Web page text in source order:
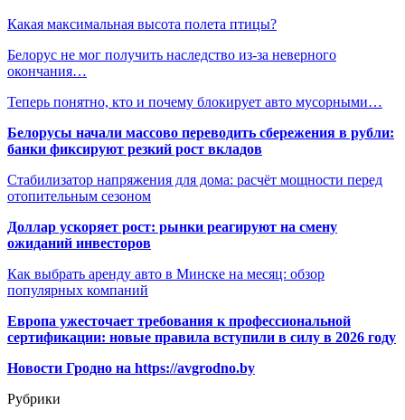
Какая максимальная высота полета птицы?
Белорус не мог получить наследство из-за неверного
окончания…
Теперь понятно, кто и почему блокирует авто мусорными…
Белорусы начали массово переводить сбережения в рубли:
банки фиксируют резкий рост вкладов
Стабилизатор напряжения для дома: расчёт мощности перед
отопительным сезоном
Доллар ускоряет рост: рынки реагируют на смену
ожиданий инвесторов
Как выбрать аренду авто в Минске на месяц: обзор
популярных компаний
Европа ужесточает требования к профессиональной
сертификации: новые правила вступили в силу в 2026 году
Новости Гродно на https://avgrodno.by
Рубрики